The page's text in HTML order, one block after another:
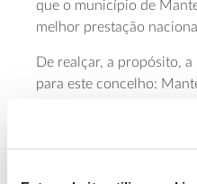
que o município de
melhor prestação
De realçar, a propósito,
para este concelho:
a área do Parque
incluindo o Perímetro